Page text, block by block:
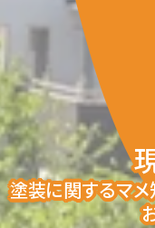
塗装に関するマ